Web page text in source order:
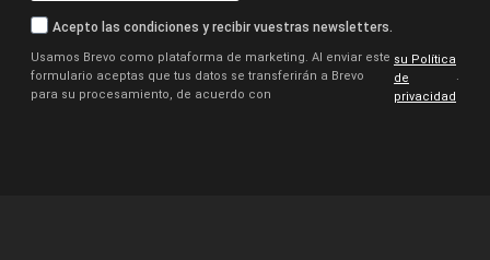
Acepto las condiciones y recibir vuestras newsletters.
Usamos Brevo como plataforma de marketing. Al enviar este
formulario aceptas que tus datos se transferirán a Brevo
para su procesamiento, de acuerdo con
su Política
de
privacidad